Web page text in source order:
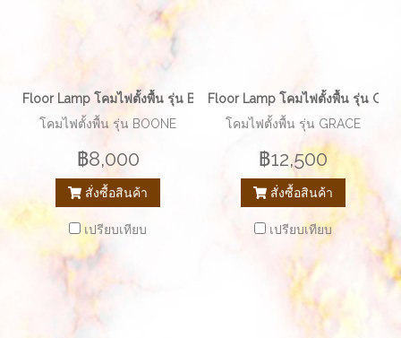
Floor Lamp โคมไฟตั้งพื้น รุ่น BOONE EVE-268
โคมไฟตั้งพื้น รุ่น BOONE
฿8,000
สั่งซื้อสินค้า
เปรียบเทียบ
Floor Lamp โคมไฟตั้งพื้น รุ่น
โคมไฟตั้งพื้น รุ่น GRACE
฿12,500
สั่งซื้อสินค้า
เปรียบเทียบ